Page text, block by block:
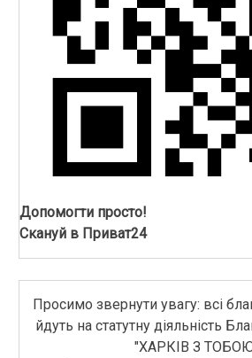
Допомогти просто!
Скануй в Приват24
Просимо звернути увагу: всі
йдуть на статутну діяльність
"ХАРКІВ З